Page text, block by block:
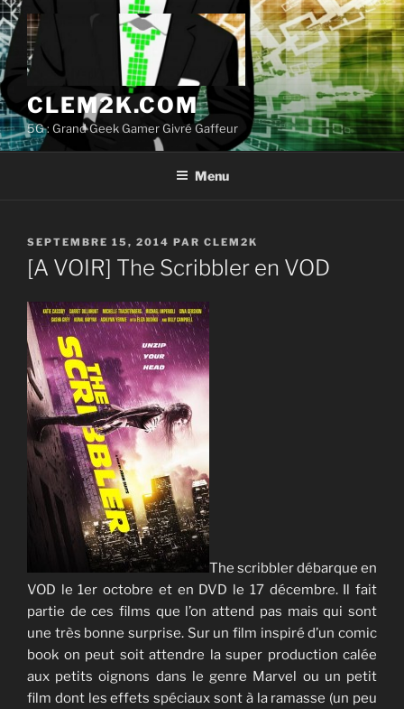
Aller
au
contenu
principal
CLEM2K.COM
5G : Grand Geek Gamer Givré Gaffeur
Menu
PUBLIÉ
LE
SEPTEMBRE 15, 2014 PAR CLEM2K
[A VOIR] The Scribbler en VOD
The scribbler débarque en
VOD le 1er octobre et en DVD le 17 décembre. Il fait
partie de ces films que l’on attend pas mais qui sont
une très bonne surprise. Sur un film inspiré d’un comic
book on peut soit attendre la super production calée
aux petits oignons dans le genre Marvel ou un petit
film dont les effets spéciaux sont à la ramasse (un peu